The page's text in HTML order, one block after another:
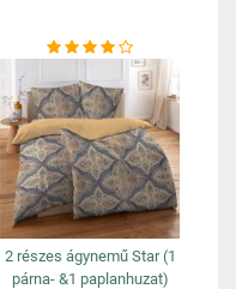
2 részes ágynemű Star (1
párna- &1 paplanhuzat)